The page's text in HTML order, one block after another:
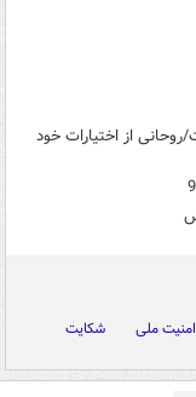
از اختیارات خود
ملی شکایت